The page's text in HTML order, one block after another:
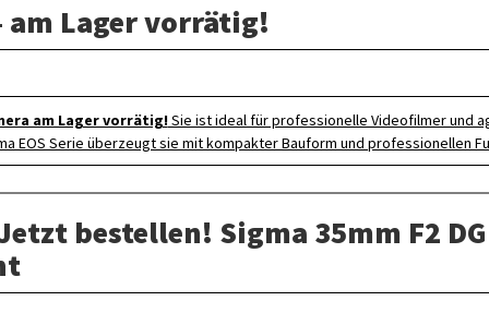
am Lager vorrätig!
am Lager vorrätig!Sie ist ideal für professionelle Videofilmer und
EOS Serie überzeugt sie mit kompakter Bauform und professionellen
bestellen! Sigma 35mm F2